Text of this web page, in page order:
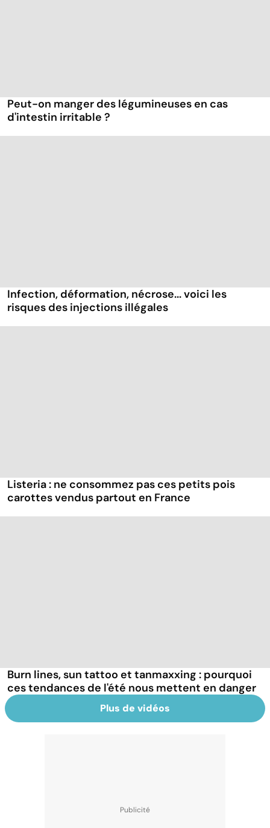
Peut-on manger des légumineuses en cas
d'intestin irritable ?
Infection, déformation, nécrose... voici les
risques des injections illégales
Listeria : ne consommez pas ces petits pois
carottes vendus partout en France
Burn lines, sun tattoo et tanmaxxing : pourquoi
ces tendances de l'été nous mettent en danger
Plus de vidéos